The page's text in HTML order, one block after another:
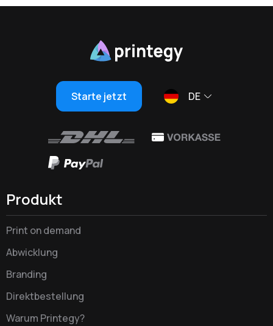
Starte jetzt DE
Produkt
Print on demand
Abwicklung
Branding
Direktbestellung
Warum Printegy?